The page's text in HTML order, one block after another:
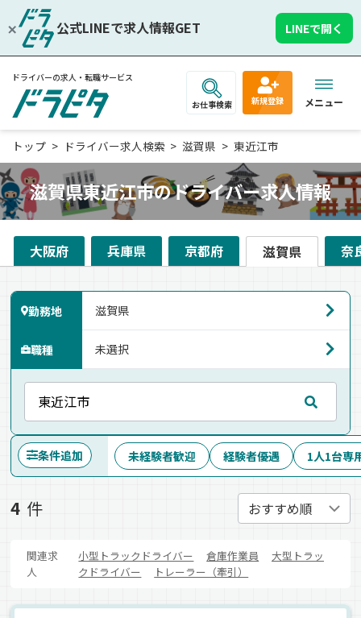
公式LINEで求人情報GET LINEで開く
ドライバーの求人・転職サービス
お仕事検索 新規登録 メニュー
トップ ドライバー求人検索 滋賀県 東近江市
滋賀県東近江市のドライバー求人情報
大阪府 兵庫県 京都府 滋賀県 奈
勤務地
職種
条件追加 未経験者歓迎 経験者優遇 1人1台専
4 件
関連求
人
小型トラックドライバー 倉庫作業員
大型トラッ
クドライバー
トレーラー（牽引）